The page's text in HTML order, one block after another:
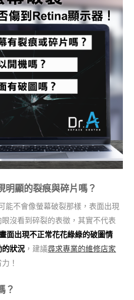
明顯的裂痕與碎片嗎？
能不會像螢幕破裂那樣，表面出現
沒看到碎裂的表徵，其實不代表
面出現不正常花花綠綠的破圖情
的狀況 ，建議尋求專業的維修店家
！
？